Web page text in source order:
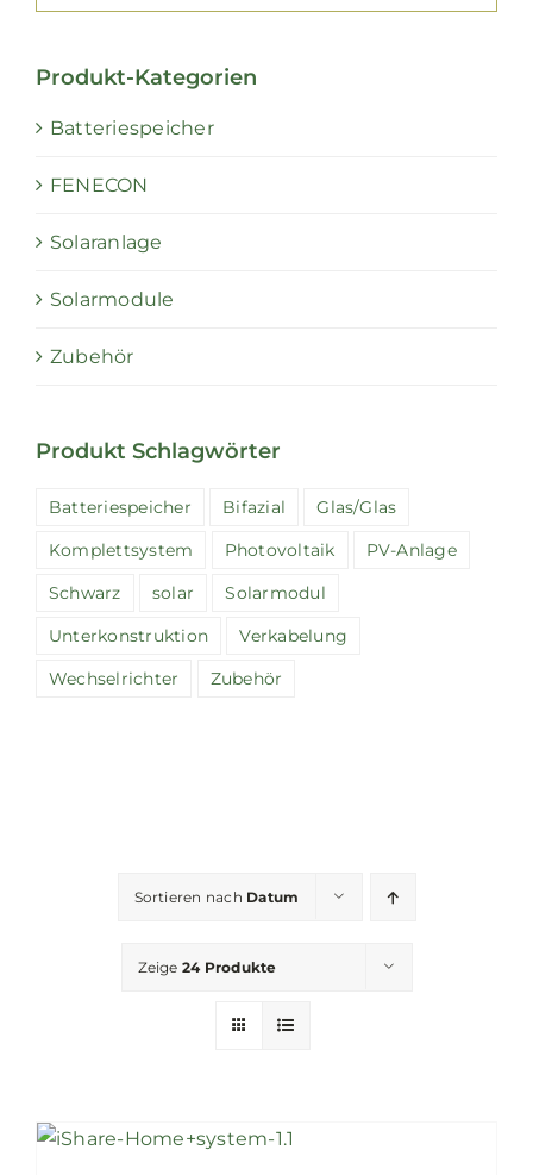
Sortieren nach Datum
Zeige 24 Produkte
Produkt-Kategorien
Batteriespeicher
FENECON
Solaranlage
Solarmodule
Zubehör
Produkt Schlagwörter
Batteriespeicher Bifazial
Glas/Glas
Komplettsystem
Photovoltaik
PV-Anlage
Schwarz
solar
Solarmodul
Unterkonstruktion
Verkabelung
Wechselrichter
Zubehör